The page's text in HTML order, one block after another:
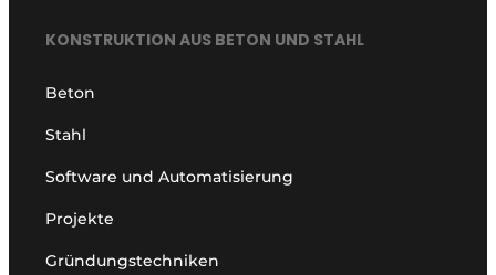
KONSTRUKTION AUS BETON UND STAHL
Beton
Stahl
Software und Automatisierung
Projekte
Gründungstechniken